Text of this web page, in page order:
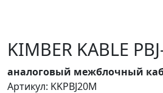
KIMBER KABLE
аналоговый межблочный
Артикул: KKPBJ20M